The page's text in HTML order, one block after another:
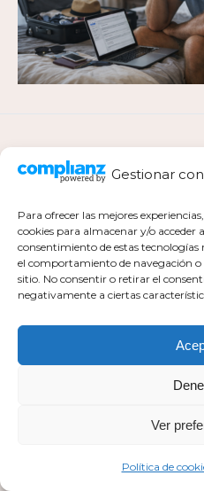
Gestionar
Para ofrecer las mejores
cookies para almacenar y/o acceder
consentimiento de estas
el comportamiento de navegación o
sitio. No consentir o retirar el
negativamente a ciertas
Ver
Política de
Política de
Política de
Todos los derechos